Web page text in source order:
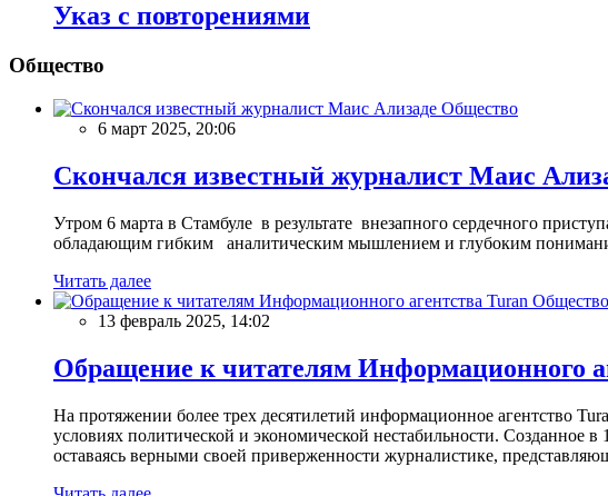
Указ с повторениями
Общество
Общество
6 март 2025, 20:06
Скончался известный журналист Маис
Утром 6 марта в Стамбуле в результате внезапного сердечного
обладающим гибким аналитическим мышлением и глубоким
Читать далее
Общество
13 февраль 2025, 14:02
Обращение к читателям Информационного
На протяжении более трех десятилетий информационное агентство
условиях политической и экономической нестабильности. Созданное
оставаясь верными своей приверженности журналистике,